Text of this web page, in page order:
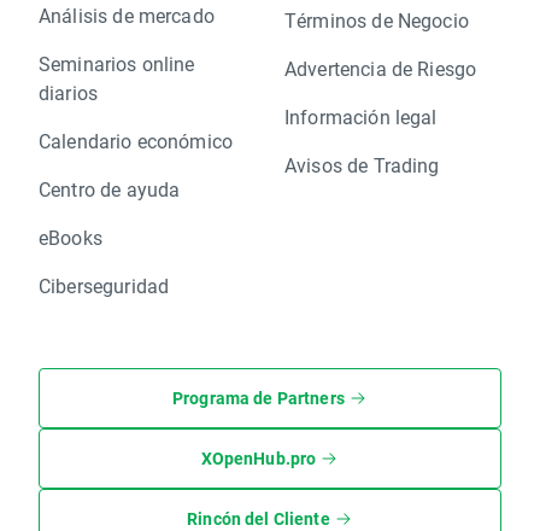
Análisis de mercado
Seminarios online
diarios
Calendario económico
Centro de ayuda
eBooks
Ciberseguridad
Términos de Negocio
Advertencia de Riesgo
Información legal
Avisos de Trading
Programa de Partners
XOpenHub.pro
Rincón del Cliente